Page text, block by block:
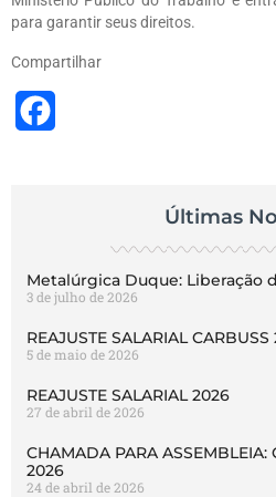
para garantir seus direitos.
Compartilhar
Últimas
Metalúrgica Duque: Liberação
3 de julho de 2026
REAJUSTE SALARIAL CARBUSS
5 de maio de 2026
REAJUSTE SALARIAL 2026
27 de abril de 2026
CHAMADA PARA ASSEMBLEIA:
2026
24 de abril de 2026